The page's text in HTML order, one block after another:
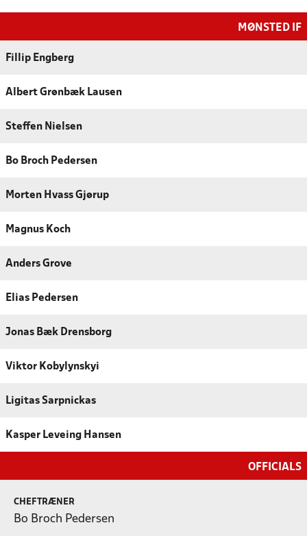
MØNSTED IF
Fillip Engberg
Albert Grønbæk Lausen
Steffen Nielsen
Bo Broch Pedersen
Morten Hvass Gjørup
Magnus Koch
Anders Grove
Elias Pedersen
Jonas Bæk Drensborg
Viktor Kobylynskyi
Ligitas Sarpnickas
Kasper Leveing Hansen
OFFICIALS
CHEFTRÆNER
Bo Broch Pedersen